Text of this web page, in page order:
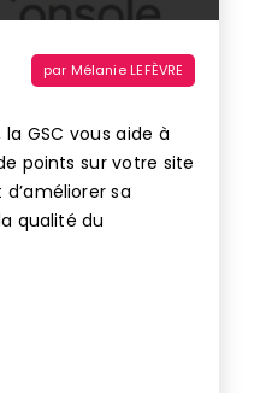
par Mélanie LEFÈVRE
GSC vous aide à
points sur votre site
sa
qualité du